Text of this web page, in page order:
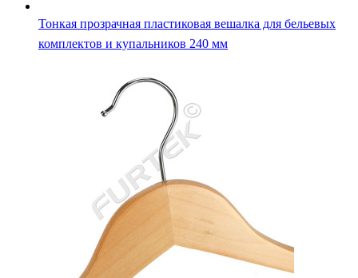
Тонкая прозрачная пластиковая вешалка для бельевых
комплектов и купальников 240 мм